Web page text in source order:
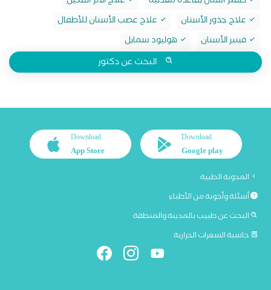
علاج جذور الأسنان
علاج عصب الأسنان للأطفال
فينير الأسنان
هوليود سمايل
البحث عن دكتور
Download
Google play
Download
App Store
المدونة الطبية
أسئلة وأجوبة من الأطباء
البحث عن طبيب بالمدينة والمنطقة
حاسبة السعرات الحرارية